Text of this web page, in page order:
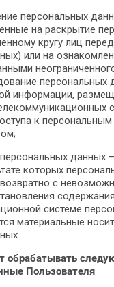
персональных
на раскрытие
кругу лиц
или на
персональных
информации,
к
данных
которых
с
системе
материальные
обрабатывать
Пользователя